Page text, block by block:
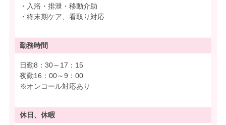
・入浴・排泄・移動介助
・終末期ケア、看取り対応
勤務時間
日勤8：30～17：15
夜勤16：00～9：00
※オンコール対応あり
休日、休暇